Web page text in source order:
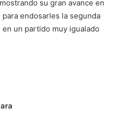
su gran avance en
endosarles la segunda
un partido muy igualado